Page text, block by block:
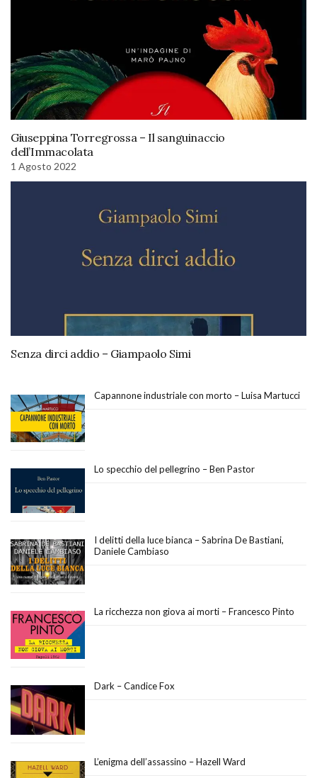
Giuseppina Torregrossa – Il sanguinaccio
dell’Immacolata
1 Agosto 2022
Senza dirci addio – Giampaolo Simi
Capannone industriale con morto – Luisa Martucci
Lo specchio del pellegrino – Ben Pastor
I delitti della luce bianca – Sabrina De Bastiani,
Daniele Cambiaso
La ricchezza non giova ai morti – Francesco Pinto
Dark – Candice Fox
L’enigma dell’assassino – Hazell Ward